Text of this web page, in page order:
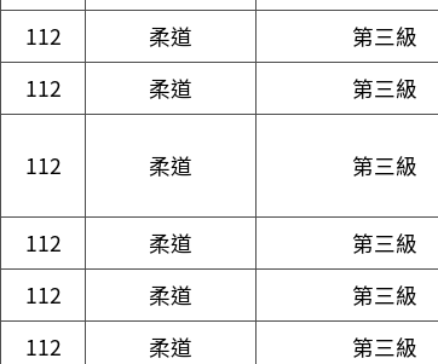
112
柔道 第三級
112
柔道 第三級
112 柔道 第三級
112 柔道 第三級
112
柔道 第三級
112
柔道 第三級